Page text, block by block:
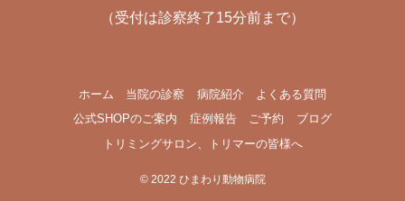
（受付は診察終了15分前まで）
ホーム 当院の診察 病院紹介
よくある質問
公式SHOPのご案内
症例報告 ご予約
ブログ
トリミングサロン、トリマーの皆様へ
©2022 ひまわり動物病院